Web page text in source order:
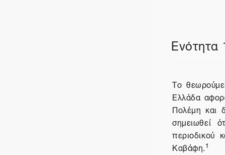
Ενότητα
Το
Ελλάδα
Πολέμη και
σημειωθεί
περιοδικού
Καβάφη.1